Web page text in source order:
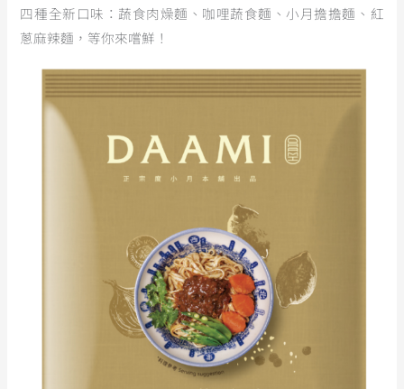
四種全新口味：蔬食肉燥麵、咖哩蔬食麵、小月擔擔麵、紅
蔥麻辣麵，等你來嚐鮮！